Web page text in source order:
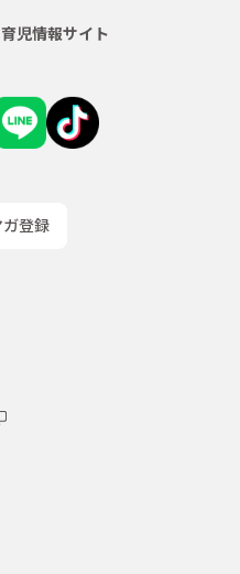
児情報サイト
登録